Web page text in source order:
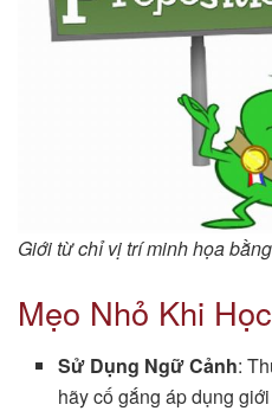
Giới từ chỉ vị trí minh họa
Mẹo Nhỏ Khi
Sử Dụng Ngữ Cảnh:
hãy cố gắng áp dụng